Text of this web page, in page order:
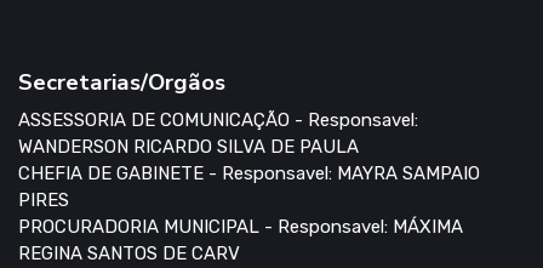
Secretarias/Orgãos
ASSESSORIA DE COMUNICAÇÃO - Responsavel:
WANDERSON RICARDO SILVA DE PAULA
CHEFIA DE GABINETE - Responsavel: MAYRA SAMPAIO
PIRES
PROCURADORIA MUNICIPAL - Responsavel: MÁXIMA
REGINA SANTOS DE CARV